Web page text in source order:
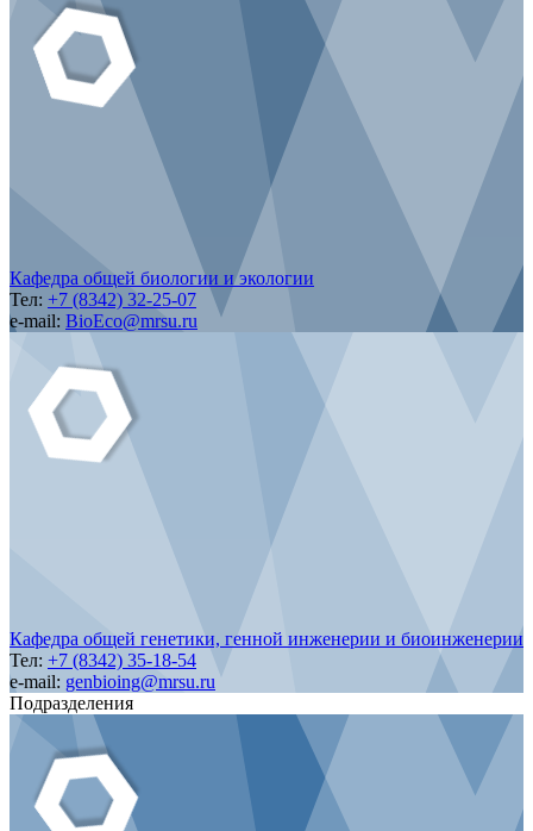
Кафедра общей биологии и экологии
Тел: +7 (8342) 32-25-07
e-mail: BioEco@mrsu.ru
Кафедра общей генетики, генной инженерии и биоинженерии
Тел: +7 (8342) 35-18-54
e-mail: genbioing@mrsu.ru
Подразделения